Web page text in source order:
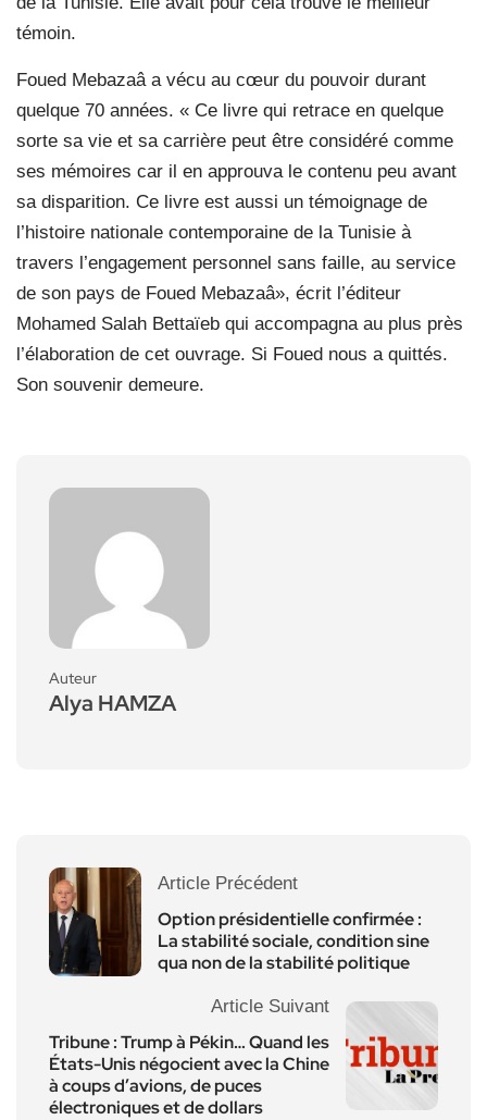
témoin.
Foued Mebazaâ a vécu au cœur du pouvoir durant
quelque 70 années. « Ce livre qui retrace en quelque
sorte sa vie et sa carrière peut être considéré comme
ses mémoires car il en approuva le contenu peu avant
sa disparition. Ce livre est aussi un témoignage de
l’histoire nationale contemporaine de la Tunisie à
travers l’engagement personnel sans faille, au service
de son pays de Foued Mebazaâ», écrit l’éditeur
Mohamed Salah Bettaïeb qui accompagna au plus près
l’élaboration de cet ouvrage. Si Foued nous a quittés.
Son souvenir demeure.
Auteur
Alya HAMZA
Article Précédent
Option présidentielle confirmée :
La stabilité sociale, condition sine
qua non de la stabilité politique
Article Suivant
Tribune : Trump à Pékin… Quand les
États-Unis négocient avec la Chine
à coups d’avions, de puces
électroniques et de dollars